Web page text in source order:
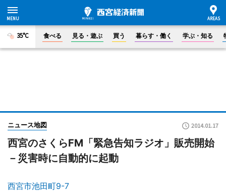
35°C 食べる 見る・遊ぶ 買う 暮らす・働く 学ぶ・知る
ニュース地図 2014.01.17
西宮のさくらFM「緊急告知ラジオ」販売開始
－災害時に自動的に起動
西宮市池田町9-7